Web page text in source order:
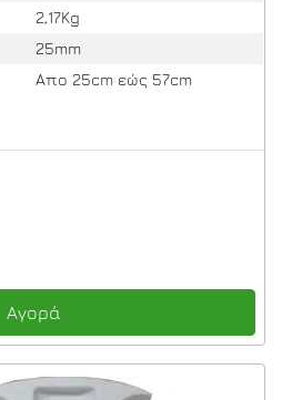
2,17Κg
25mm
Απο 25cm εώς 57cm
Αγορά